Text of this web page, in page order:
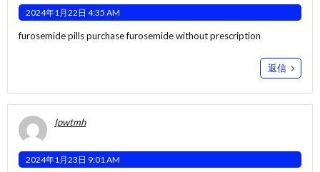
2024年1月22日 4:35 AM
furosemide pillspurchase furosemide without prescription
返信
Ipwtmh
2024年1月23日 9:01 AM